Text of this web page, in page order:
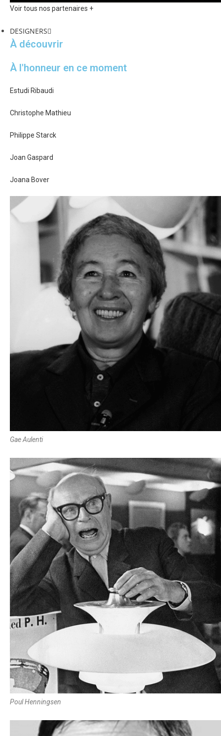
Voir tous nos partenaires +
DESIGNERS
À découvrir
À l'honneur en ce moment
Estudi Ribaudi
Christophe Mathieu
Philippe Starck
Joan Gaspard
Joana Bover
Gae Aulenti
Poul Henningsen